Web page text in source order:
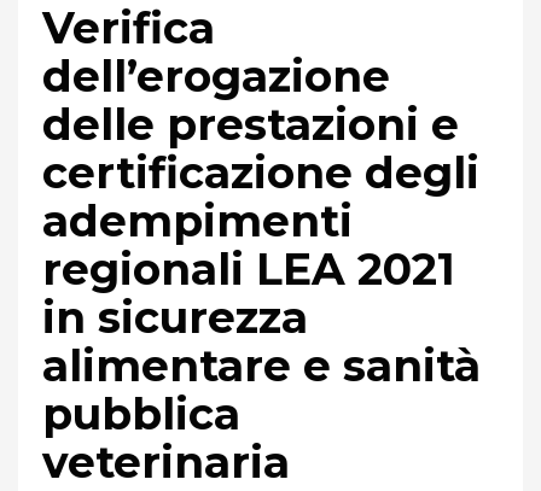
Verifica
dell’erogazione
delle prestazioni e
certificazione degli
adempimenti
regionali LEA 2021
in sicurezza
alimentare e sanità
pubblica
veterinaria